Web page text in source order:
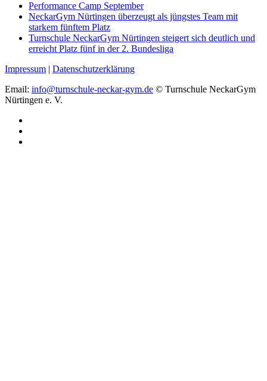
Performance Camp September
NeckarGym Nürtingen überzeugt als jüngstes Team mit
starkem fünftem Platz
Turnschule NeckarGym Nürtingen steigert sich deutlich und
erreicht Platz fünf in der 2. Bundesliga
Impressum | Datenschutzerklärung
Email: info@turnschule-neckar-gym.de © Turnschule NeckarGym
Nürtingen e. V.